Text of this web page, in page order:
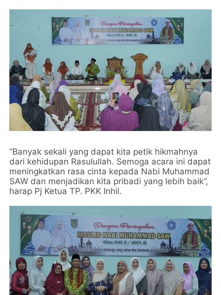
“Banyak sekali yang dapat kita petik hikmahnya
dari kehidupan Rasulullah. Semoga acara ini dapat
meningkatkan rasa cinta kepada Nabi Muhammad
SAW dan menjadikan kita pribadi yang lebih baik”,
harap Pj Ketua TP. PKK Inhil.